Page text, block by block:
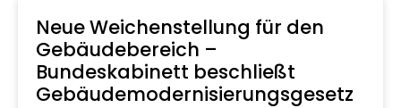
Neue Weichenstellung für den
Gebäudebereich –
Bundeskabinett beschließt
Gebäudemodernisierungsgesetz